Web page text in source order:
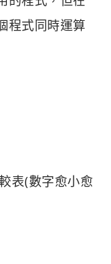
程式同時運算
表(數字愈小愈